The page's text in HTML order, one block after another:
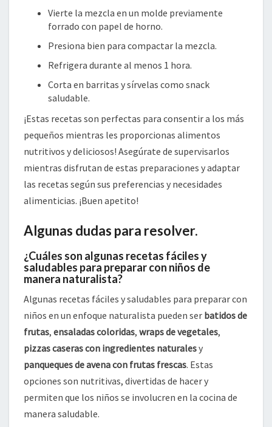
Vierte la mezcla en un molde previamente
forrado con papel de horno.
Presiona bien para compactar la mezcla.
Refrigera durante al menos 1 hora.
Corta en barritas y sírvelas como snack
saludable.
¡Estas recetas son perfectas para consentir a los más
pequeños mientras les proporcionas alimentos
nutritivos y deliciosos! Asegúrate de supervisarlos
mientras disfrutan de estas preparaciones y adaptar
las recetas según sus preferencias y necesidades
alimenticias. ¡Buen apetito!
Algunas dudas para resolver.
¿Cuáles son algunas recetas fáciles y
saludables para preparar con niños de
manera naturalista?
Algunas recetas fáciles y saludables para preparar con
niños en un enfoque naturalista pueden ser batidos de
frutas, ensaladas coloridas, wraps de vegetales,
pizzas caseras con ingredientes naturalesy
panqueques de avena con frutas frescas. Estas
opciones son nutritivas, divertidas de hacer y
permiten que los niños se involucren en la cocina de
manera saludable.